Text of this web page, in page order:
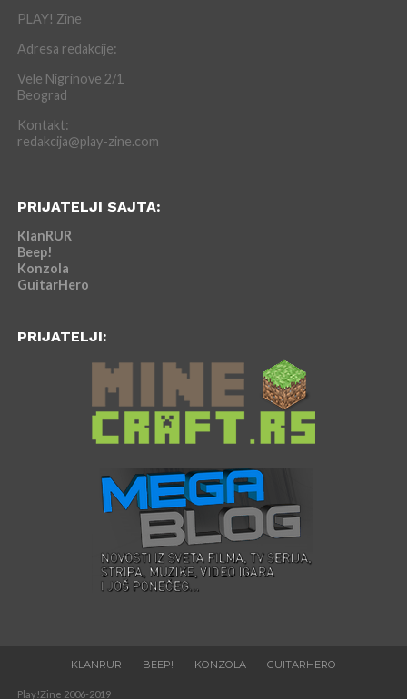
PLAY! Zine
Adresa redakcije:
Vele Nigrinove 2/1
Beograd
Kontakt:
redakcija@play-zine.com
PRIJATELJI SAJTA:
KlanRUR
Beep!
Konzola
GuitarHero
PRIJATELJI:
KLANRUR BEEP! KONZOLA GUITARHERO
Play!Zine 2006-2019